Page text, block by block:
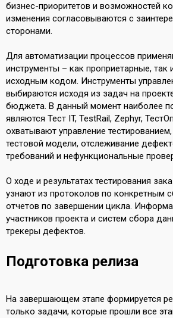
бизнес-приоритетов и возможностей
изменения согласовываются с
сторонами.
Для автоматизации процессов
инструменты – как проприетарные, так
исходным кодом. Инструменты
выбираются исходя из задач на
бюджета. В данный момент наиболее
являются Тест IT, TestRail, Zephyr,
охватывают управление
тестовой модели, отслеживание
требований и нефункциональные
О ходе и результатах тестирования
узнают из протоколов по конкретным
отчетов по завершении цикла.
участников проекта и систем сбора
трекеры дефектов.
Подготовка релиза
На завершающем этапе формируется
только задачи, которые прошли все